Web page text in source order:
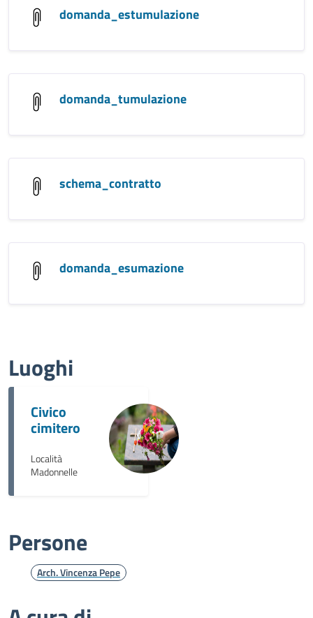
domanda_estumulazione
domanda_tumulazione
schema_contratto
domanda_esumazione
Luoghi
Civico
cimitero
Località
Madonnelle
Persone
Arch. Vincenza Pepe